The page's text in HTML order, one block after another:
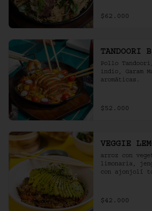
$62.000
TANDOORI
Pollo
indio, Garam
aromáticas.
$52.000
VEGGIE
arroz con
limonaria,
con ajonjolí
$42.000